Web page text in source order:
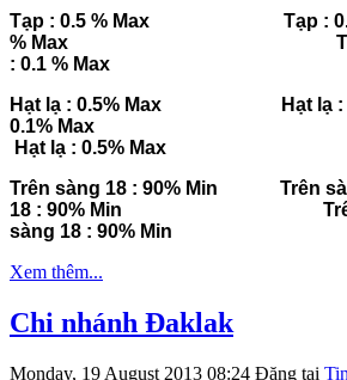
Tạp : 0.5 % Max Tạp :
% Max
: 0.1 % Max
Hạt lạ : 0.5% Max
Hạt lạ :
0.1% Max
Hạt lạ : 0.5% Max
Trên sàng 18 : 90% Min Trên
18 : 90% Min
sàng 18 : 90% Min
Xem thêm...
Chi nhánh Đaklak
Monday, 19 August 2013 08:24 Đăng tại Tin